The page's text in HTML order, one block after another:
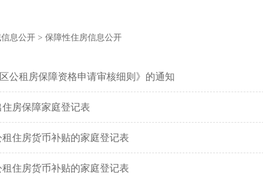
息公开 > 保障性住房信息公开
公租房保障资格申请审核细则》的通知
住房保障家庭登记表
租住房货币补贴的家庭登记表
租住房货币补贴的家庭登记表